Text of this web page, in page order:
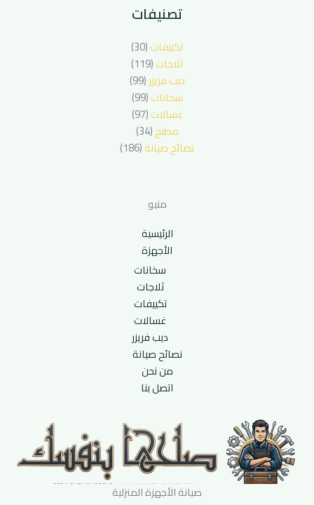
تصنيفات
تكييفات(30)
ثلاجات(119)
ديب فريزر(99)
سخانات(99)
غسالات(97)
مطبخ(34)
نصائح صيانة(186)
منيو
الرئيسية
الأجهزة
سخانات
ثلاجات
تكييفات
غسالات
ديب فريزر
نصائح صيانة
من نحن
اتصل بنا
صيانة الأجهزة المنزلية